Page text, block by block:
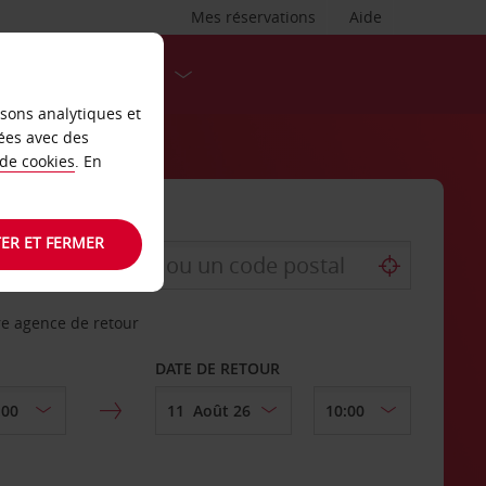
Aide
Mes réservations
agence de retour
DATE DE RETOUR
analytiques et
avec des
cookies. En
ET FERMER